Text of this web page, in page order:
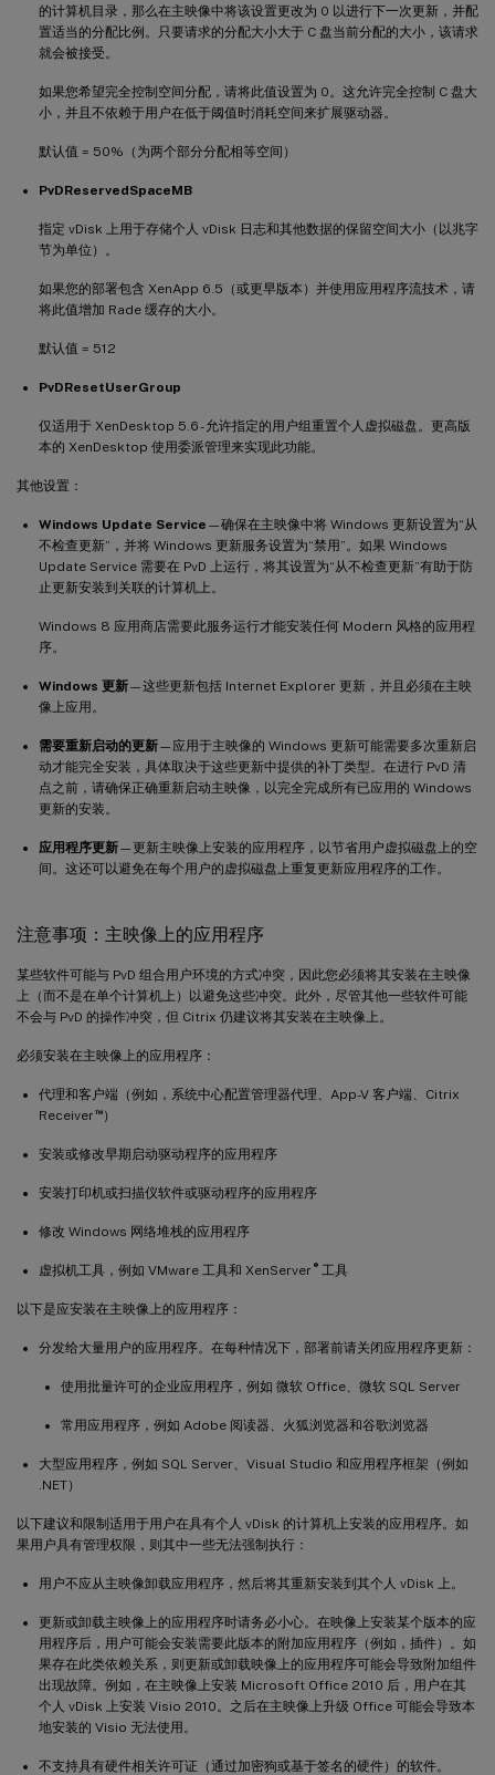
的计算机目录，那么在主映像中将该设置更改为 0 以进行下一次更新，并配
置适当的分配比例。只要请求的分配大小大于 C 盘当前分配的大小，该请求
就会被接受。
如果您希望完全控制空间分配，请将此值设置为 0。这允许完全控制 C 盘大
小，并且不依赖于用户在低于阈值时消耗空间来扩展驱动器。
默认值 = 50%（为两个部分分配相等空间）
PvDReservedSpaceMB
指定 vDisk 上用于存储个人 vDisk 日志和其他数据的保留空间大小（以兆字
节为单位）。
如果您的部署包含 XenApp 6.5（或更早版本）并使用应用程序流技术，请
将此值增加 Rade 缓存的大小。
默认值 = 512
PvDResetUserGroup
仅适用于 XenDesktop 5.6 - 允许指定的用户组重置个人虚拟磁盘。更高版
本的 XenDesktop 使用委派管理来实现此功能。
其他设置：
Windows Update Service —确保在主映像中将 Windows 更新设置为“从
不检查更新”，并将 Windows 更新服务设置为“禁用”。如果 Windows
Update Service 需要在 PvD 上运行，将其设置为“从不检查更新”有助于防
止更新安装到关联的计算机上。
Windows 8 应用商店需要此服务运行才能安装任何 Modern 风格的应用程
序。
Windows 更新—这些更新包括 Internet Explorer 更新，并且必须在主映
像上应用。
需要重新启动的更新—应用于主映像的 Windows 更新可能需要多次重新启
动才能完全安装，具体取决于这些更新中提供的补丁类型。在进行 PvD 清
点之前，请确保正确重新启动主映像，以完全完成所有已应用的 Windows
更新的安装。
应用程序更新—更新主映像上安装的应用程序，以节省用户虚拟磁盘上的空
间。这还可以避免在每个用户的虚拟磁盘上重复更新应用程序的工作。
注意事项：主映像上的应用程序
某些软件可能与 PvD 组合用户环境的方式冲突，因此您必须将其安装在主映像
上（而不是在单个计算机上）以避免这些冲突。此外，尽管其他一些软件可能
不会与 PvD 的操作冲突，但 Citrix 仍建议将其安装在主映像上。
必须安装在主映像上的应用程序：
代理和客户端（例如，系统中心配置管理器代理、App-V 客户端、Citrix
Receiver™）
安装或修改早期启动驱动程序的应用程序
安装打印机或扫描仪软件或驱动程序的应用程序
修改 Windows 网络堆栈的应用程序
虚拟机工具，例如 VMware 工具和 XenServer ®工具
以下是应安装在主映像上的应用程序：
分发给大量用户的应用程序。在每种情况下，部署前请关闭应用程序更新：
使用批量许可的企业应用程序，例如 微软 Office、微软 SQL Server
常用应用程序，例如 Adobe 阅读器、火狐浏览器和谷歌浏览器
大型应用程序，例如 SQL Server、Visual Studio 和应用程序框架（例如
.NET）
以下建议和限制适用于用户在具有个人 vDisk 的计算机上安装的应用程序。如
果用户具有管理权限，则其中一些无法强制执行：
用户不应从主映像卸载应用程序，然后将其重新安装到其个人 vDisk 上。
更新或卸载主映像上的应用程序时请务必小心。在映像上安装某个版本的应
用程序后，用户可能会安装需要此版本的附加应用程序（例如，插件）。如
果存在此类依赖关系，则更新或卸载映像上的应用程序可能会导致附加组件
出现故障。例如，在主映像上安装 Microsoft Office 2010 后，用户在其
个人 vDisk 上安装 Visio 2010。之后在主映像上升级 Office 可能会导致本
地安装的 Visio 无法使用。
不支持具有硬件相关许可证（通过加密狗或基于签名的硬件）的软件。